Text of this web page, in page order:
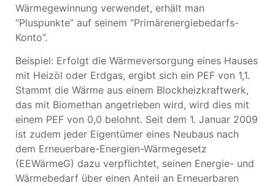
Wärmegewinnung verwendet, erhält man
“Pluspunkte” auf seinem “Primärenergiebedarfs-
Konto”.
Beispiel: Erfolgt die Wärmeversorgung eines Hauses
mit Heizöl oder Erdgas, ergibt sich ein PEF von 1,1.
Stammt die Wärme aus einem Blockheizkraftwerk,
das mit Biomethan angetrieben wird, wird dies mit
einem PEF von 0,0 belohnt. Seit dem 1. Januar 2009
ist zudem jeder Eigentümer eines Neubaus nach
dem Erneuerbare-Energien-Wärmegesetz
(EEWärmeG) dazu verpflichtet, seinen Energie- und
Wärmebedarf über einen Anteil an Erneuerbaren